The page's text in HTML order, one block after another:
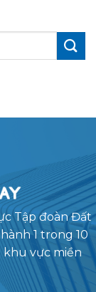
Tập đoàn Đất
1 trong 10
vực miền